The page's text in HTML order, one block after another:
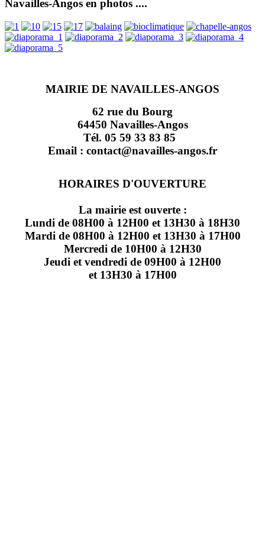
Navailles-Angos en photos ....
MAIRIE DE NAVAILLES-ANGOS
62 rue du Bourg
64450 Navailles-Angos
Tél. 05 59 33 83 85
Email : contact@navailles-angos.fr
HORAIRES D'OUVERTURE
La mairie est ouverte :
Lundi de 08H00 à 12H00 et 13H30 à 18H30
Mardi de 08H00 à 12H00 et 13H30 à 17H00
Mercredi de 10H00 à 12H30
Jeudi et vendredi de 09H00 à 12H00
et 13H30 à 17H00